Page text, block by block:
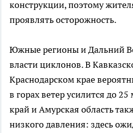
конструкции, поэтому
проявлять осторожность.
Южные регионы и Дальний
власти циклонов. В
Краснодарском крае
в горах ветер усилится до
край и Амурская область
низкого давления: здесь